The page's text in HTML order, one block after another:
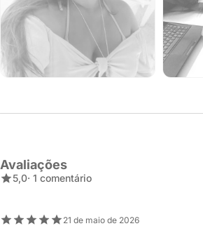
Avaliações
5,0· 1 comentário
21 de maio de 2026